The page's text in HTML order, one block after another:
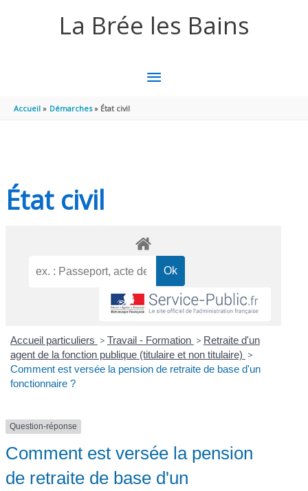
La Brée les Bains
MENU
Accueil Démarches État civil
État civil
Accueil particuliers > Travail - Formation > Retraite d'un
agent de la fonction publique (titulaire et non titulaire) >
Comment est versée la pension de retraite de base d'un
fonctionnaire ?
Question-réponse
Comment est versée la pension
de retraite de base d'un